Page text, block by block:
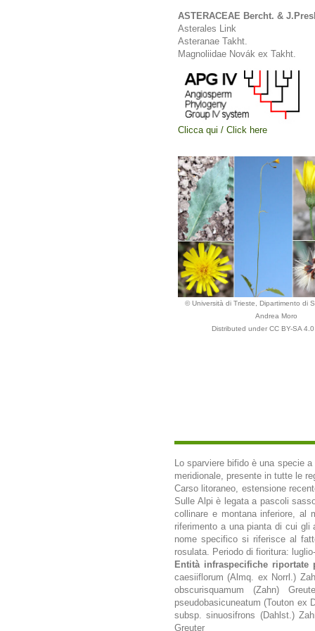
ASTERACEAE Bercht. &
Asterales Link
Asteranae Takht.
Magnoliidae Novák ex Takht.
Clicca qui / Click here
© Università di Trieste, Dipartimento di
Andrea Moro
Distributed under CC BY-SA
Lo sparviere bifido è una specie
meridionale, presente in tutte le
Carso litoraneo, estensione
Sulle Alpi è legata a pascoli
collinare e montana inferiore, al
riferimento a una pianta di cui
nome specifico si riferisce al
rosulata. Periodo di fioritura:
Entità infraspecifiche
caesiiflorum (Almq. ex Norrl.)
obscurisquamum (Zahn)
pseudobasicuneatum (Touton ex
subsp. sinuosifrons (Dahlst.)
Greuter